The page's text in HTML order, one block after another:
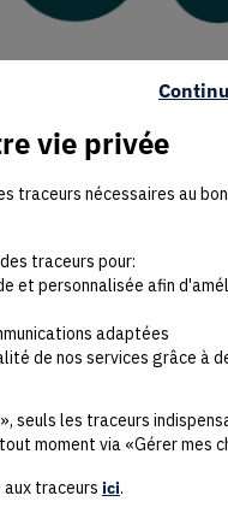
vie privée
traceurs nécessaires au
traceurs pour:
et personnalisée afin
adaptées
de nos services grâce à
seuls les traceurs
moment via «Gérer mes
traceurs ici.